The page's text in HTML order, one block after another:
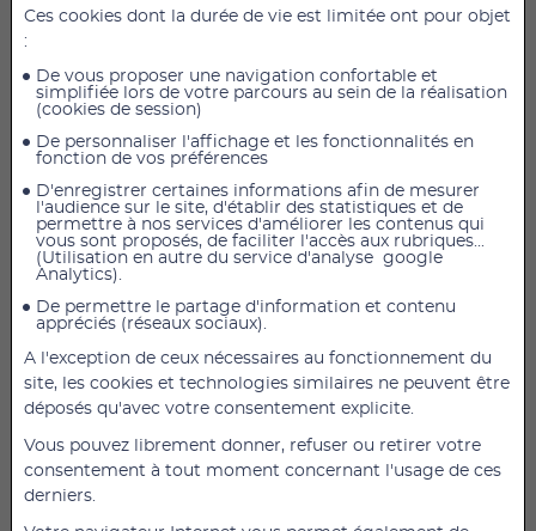
Ardoise éléctronique
14,16 €
ARDOISE ÉLECTRONIQUE Laissez vos consignes
permettant de noter tout ce qui est important pour
les personnes à domicile. Avec une simple pression
d’un bouton (un commutateur de sécurité permet
Ces cookies dont la durée de vie est limitée ont pour objet
:
De vous proposer une navigation confortable et
simplifiée lors de votre parcours au sein de la réalisation
(cookies de session)
De personnaliser l'affichage et les fonctionnalités en
fonction de vos préférences
D'enregistrer certaines informations afin de mesurer
l'audience sur le site, d'établir des statistiques et de
permettre à nos services d'améliorer les contenus qui
vous sont proposés, de faciliter l'accès aux rubriques...
(Utilisation en autre du service d'analyse google
Analytics).
De permettre le partage d'information et contenu
appréciés (réseaux sociaux).
A l'exception de ceux nécessaires au fonctionnement du
site, les cookies et technologies similaires ne peuvent être
déposés qu'avec votre consentement explicite.
Vous pouvez librement donner, refuser ou retirer votre
consentement à tout moment concernant l'usage de ces
derniers.